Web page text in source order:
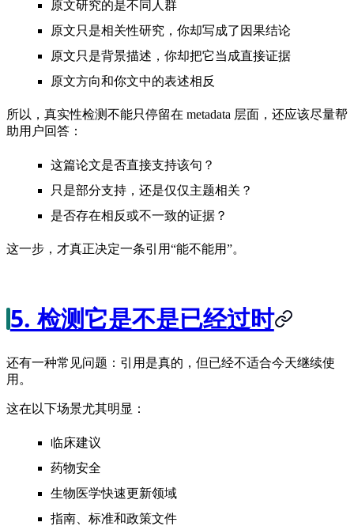
原文研究的是不同人群
原文只是相关性研究，你却写成了因果结论
原文只是背景描述，你却把它当成直接证据
原文方向和你文中的表述相反
所以，真实性检测不能只停留在 metadata 层面，还应该尽量帮
助用户回答：
这篇论文是否直接支持该句？
只是部分支持，还是仅仅主题相关？
是否存在相反或不一致的证据？
这一步，才真正决定一条引用“能不能用”。
5. 检测它是不是已经过时
还有一种常见问题：引用是真的，但已经不适合今天继续使
用。
这在以下场景尤其明显：
临床建议
药物安全
生物医学快速更新领域
指南、标准和政策文件